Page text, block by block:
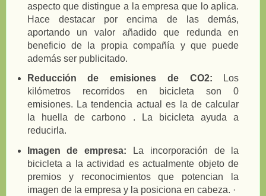
aspecto que distingue a la empresa que lo aplica.
Hace destacar por encima de las demás,
aportando un valor añadido que redunda en
beneficio de la propia compañía y que puede
además ser publicitado.
Reducción de emisiones de CO2: Los
kilómetros recorridos en bicicleta son 0
emisiones. La tendencia actual es la de calcular
la huella de carbono . La bicicleta ayuda a
reducirla.
Imagen de empresa: La incorporación de la
bicicleta a la actividad es actualmente objeto de
premios y reconocimientos que potencian la
imagen de la empresa y la posiciona en cabeza. ·